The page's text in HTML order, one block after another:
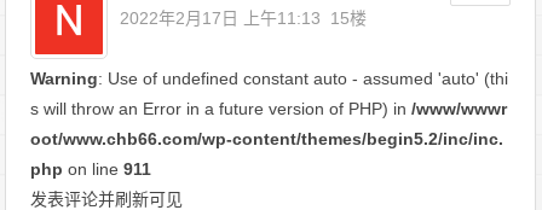
2022年2月17日 上午11:13
15楼
Warning: Use of undefined constant auto - assumed 'auto' (thi
s will throw an Error in a future version of PHP) in/www/wwwr
oot/www.chb66.com/wp-content/themes/begin5.2/inc/inc.
php on line911
发表评论并刷新可见